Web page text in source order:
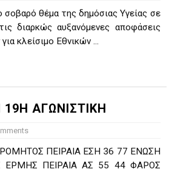
ΑΠΟ ΤΟ ΕΠΟΣ ΤΟΥ 1987
Μανδραϊκός Προοδευτική στο
στον τελικό αύριο με Αρετσού (το
έφερε την σειρά στα ίσια (1-1)
Αργυρ. και Δραπετσώνα
σοβαρό θέμα της δημόσιας Υγείας σε
διαρκώς αυξανόμενες αποφάσεις
κλείσιμο Εθνικών ...
ΑΓΩΝΙΣΤΙΚΗ
ΠΕΙΡΑΙΑ ΕΣΗ 36 77 ΕΝΩΣΗ
ΠΕΙΡΑΙΑ ΑΣ 55 44 ΦΑΡΟΣ